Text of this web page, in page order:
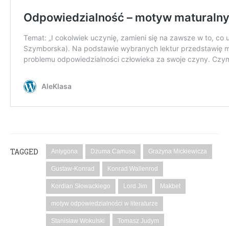
TAGGED Antygona Dżuma Camusa Grażyna Mickiewicza
Gustaw-Konrad Konrad Wallenrod
Kordian Słowackiego Lord Jim Makbet
motyw odpowiedzialności w literaturze
Stanisław Wokulski Tomasz Judym